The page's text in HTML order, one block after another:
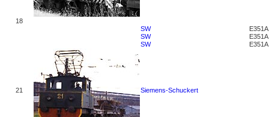
18
SW
E351A
SW
E351A
SW
E351A
21 Siemens-Schuckert